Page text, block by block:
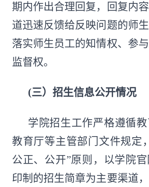
期内作出合理回复，回复内
道迅速反馈给反映问题的师
落实师生员工的知情权、参与
监督权。
(三） 招生信息公开情况
学院招生工作严格遵循
教育厅等主管部门文件规定
公正、公开”原则，以学院官
印制的招生简章为主要渠道